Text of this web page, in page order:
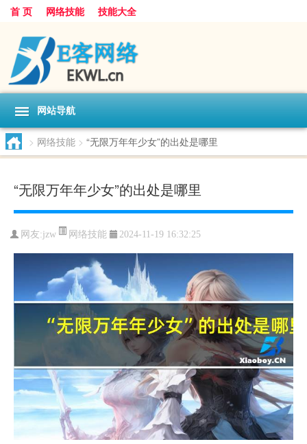
首 页 网络技能 技能大全
网站导航
> 网络技能 > “无限万年年少女”的出处是哪里
“无限万年年少女”的出处是哪里
网友:jzw 网络技能 2024-11-19 16:32:25